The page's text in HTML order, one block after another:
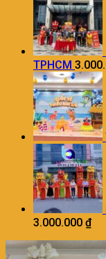
TPHCM
3.000.000 ₫